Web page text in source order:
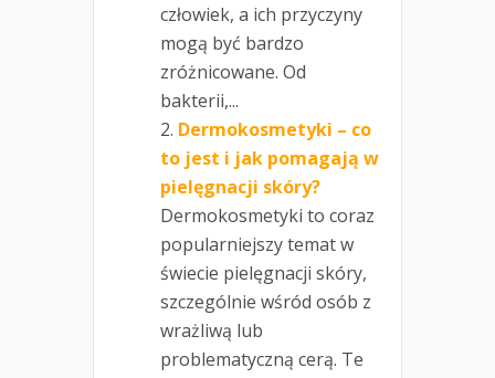
człowiek, a ich przyczyny
mogą być bardzo
zróżnicowane. Od
bakterii,...
Dermokosmetyki – co
to jest i jak pomagają w
pielęgnacji skóry?
Dermokosmetyki to coraz
popularniejszy temat w
świecie pielęgnacji skóry,
szczególnie wśród osób z
wrażliwą lub
problematyczną cerą. Te